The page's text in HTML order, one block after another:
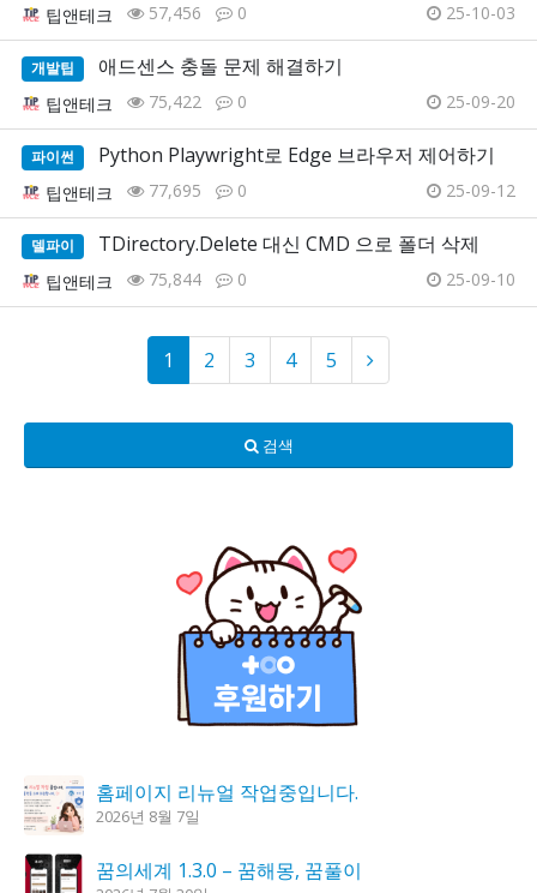
팁앤테크 57,456 0 25-10-03
개발팁 애드센스 충돌 문제 해결하기
팁앤테크 75,422 0 25-09-20
파이썬 Python Playwright로 Edge 브라우저 제어하기
팁앤테크 77,695 0 25-09-12
델파이 TDirectory.Delete 대신 CMD 으로 폴더 삭제
팁앤테크 75,844 0 25-09-10
1 2 3 4 5
검색
홈페이지 리뉴얼 작업중입니다.
2026년 8월 7일
꿈의세계 1.3.0 – 꿈해몽, 꿈풀이